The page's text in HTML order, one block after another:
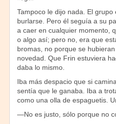
Tampoco le dijo nada. El
burlarse. Pero él seguía a su
a caer en cualquier momento,
o algo así; pero no, era que
bromas, no porque se
novedad. Que Frin estuviera
daba lo mismo.
Iba más despacio que si
sentía que le ganaba. Iba a
como una olla de espaguetis.
—No es justo, sólo porque no